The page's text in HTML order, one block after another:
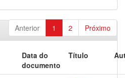
Anterior 1 2 Próximo
Data do
documento
Título